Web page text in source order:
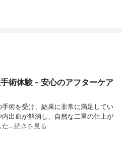
術体験 - 安心のアフターケア
術を受け、結果に非常に満足してい
出血が解消し、自然な二重の仕上が
た…続きを見る